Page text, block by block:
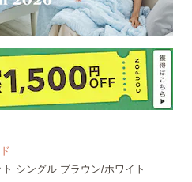
シングル ブラウン/ホワイト